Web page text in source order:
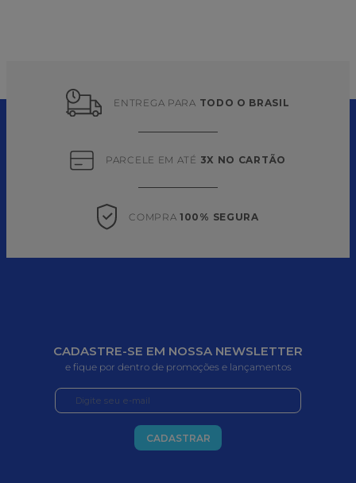
ENTREGA PARA TODO O BRASIL
PARCELE EM ATÉ 3X NO CARTÃO
COMPRA 100% SEGURA
CADASTRE-SE EM NOSSA NEWSLETTER
e fique por dentro de promoções e lançamentos
CADASTRAR